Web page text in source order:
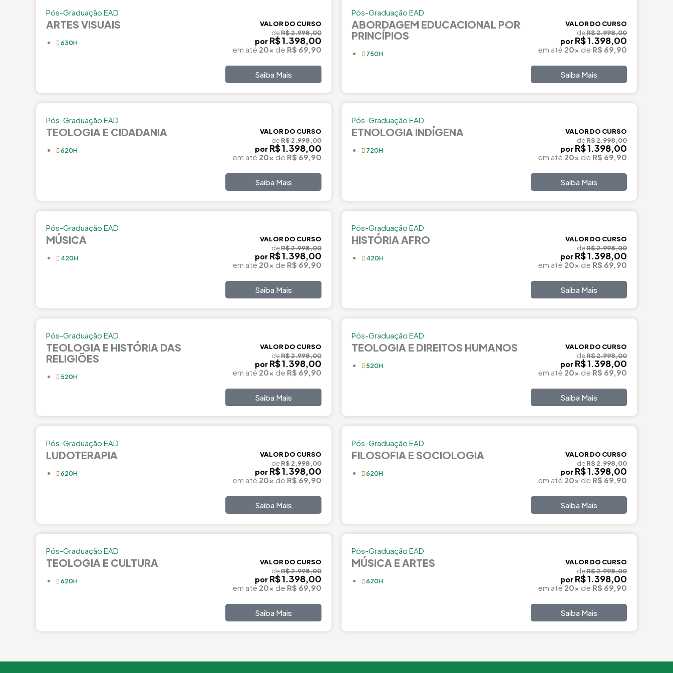
Pós-Graduação EAD
ARTES VISUAIS
630H
VALOR DO CURSO
deR$ 2.998,00
por R$ 1.398,00
em até 20x de R$ 69,90
Saiba Mais
Pós-Graduação EAD
ABORDAGEM EDUCACIONAL POR
PRINCÍPIOS
750H
VALOR DO CURSO
deR$ 2.998,00
por R$ 1.398,00
em até 20x de R$ 69,90
Saiba Mais
Pós-Graduação EAD
TEOLOGIA E CIDADANIA
620H
VALOR DO CURSO
deR$ 2.998,00
por R$ 1.398,00
em até 20x de R$ 69,90
Saiba Mais
Pós-Graduação EAD
ETNOLOGIA INDÍGENA
720H
VALOR DO CURSO
deR$ 2.998,00
por R$ 1.398,00
em até 20x de R$ 69,90
Saiba Mais
Pós-Graduação EAD
MÚSICA
420H
VALOR DO CURSO
deR$ 2.998,00
por R$ 1.398,00
em até 20x de R$ 69,90
Saiba Mais
Pós-Graduação EAD
HISTÓRIA AFRO
420H
VALOR DO CURSO
deR$ 2.998,00
por R$ 1.398,00
em até 20x de R$ 69,90
Saiba Mais
Pós-Graduação EAD
TEOLOGIA E HISTÓRIA DAS
RELIGIÕES
520H
VALOR DO CURSO
deR$ 2.998,00
por R$ 1.398,00
em até 20x de R$ 69,90
Saiba Mais
Pós-Graduação EAD
TEOLOGIA E DIREITOS HUMANOS
520H
VALOR DO CURSO
deR$ 2.998,00
por R$ 1.398,00
em até 20x de R$ 69,90
Saiba Mais
Pós-Graduação EAD
LUDOTERAPIA
620H
VALOR DO CURSO
deR$ 2.998,00
por R$ 1.398,00
em até 20x de R$ 69,90
Saiba Mais
Pós-Graduação EAD
FILOSOFIA E SOCIOLOGIA
620H
VALOR DO CURSO
deR$ 2.998,00
por R$ 1.398,00
em até 20x de R$ 69,90
Saiba Mais
Pós-Graduação EAD
TEOLOGIA E CULTURA
620H
VALOR DO CURSO
deR$ 2.998,00
por R$ 1.398,00
em até 20x de R$ 69,90
Saiba Mais
Pós-Graduação EAD
MÚSICA E ARTES
620H
VALOR DO CURSO
deR$ 2.998,00
por R$ 1.398,00
em até 20x de R$ 69,90
Saiba Mais